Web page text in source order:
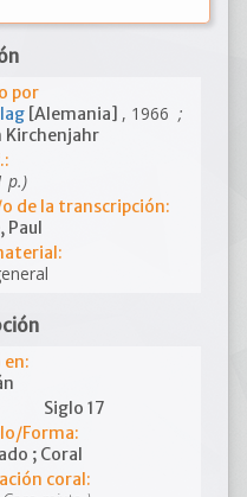
por
[Alemania] , 1966 ;
Kirchenjahr
p.)
de la transcripción:
Paul
Siglo 17
Forma:
; Coral
coral: